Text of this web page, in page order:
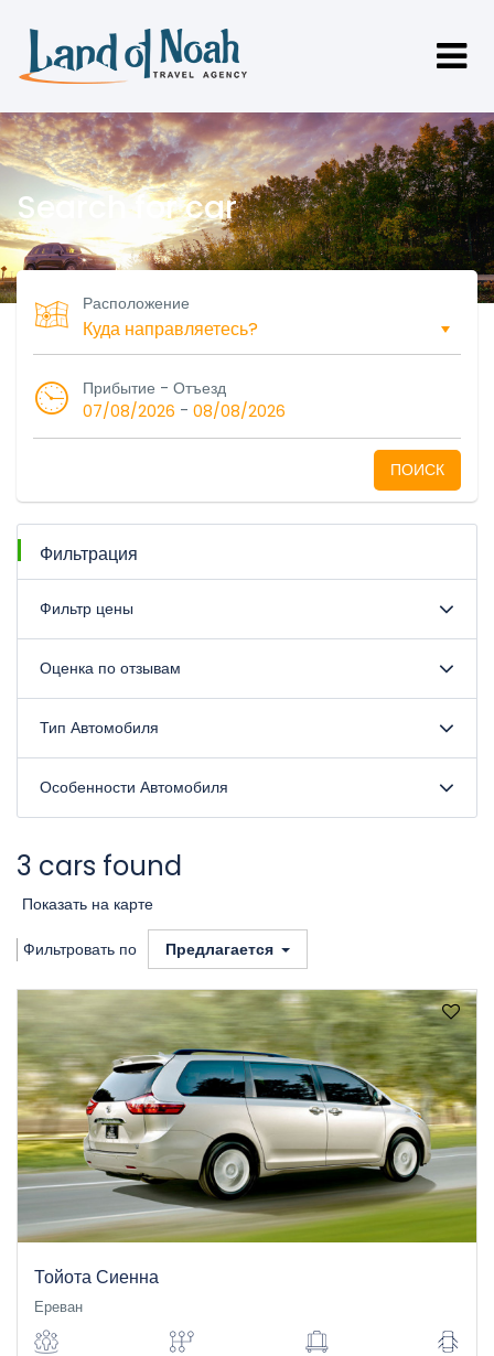
Search for car
Расположение
Прибытие - Отъезд
07/08/2026 - 08/08/2026
ПОИСК
Фильтрация
Фильтр цены
Оценка по отзывам
Тип Автомобиля
Особенности Автомобиля
3 cars found
Показать на карте
Фильтровать по Предлагается
Тойота Сиенна
Ереван